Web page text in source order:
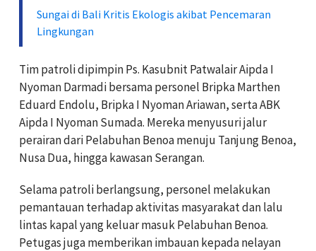
Sungai di Bali Kritis Ekologis akibat Pencemaran
Lingkungan
Tim patroli dipimpin Ps. Kasubnit Patwalair Aipda I
Nyoman Darmadi bersama personel Bripka Marthen
Eduard Endolu, Bripka I Nyoman Ariawan, serta ABK
Aipda I Nyoman Sumada. Mereka menyusuri jalur
perairan dari Pelabuhan Benoa menuju Tanjung Benoa,
Nusa Dua, hingga kawasan Serangan.
Selama patroli berlangsung, personel melakukan
pemantauan terhadap aktivitas masyarakat dan lalu
lintas kapal yang keluar masuk Pelabuhan Benoa.
Petugas juga memberikan imbauan kepada nelayan